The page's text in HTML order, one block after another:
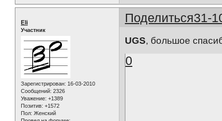
Поделиться31-
Eli
Участник
Зарегистрирован: 16-03-2010
Сообщений: 2326
Уважение: +1389
Позитив: +1572
Пол: Женский
UGS, большое
0